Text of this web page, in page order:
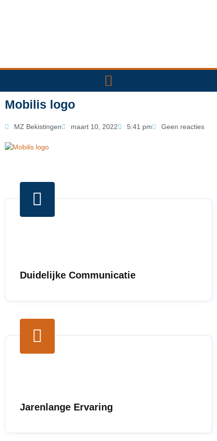
Mobilis logo
MZ Bekistingen maart 10, 2022 5:41 pm Geen reacties
Duidelijke Communicatie
Jarenlange Ervaring